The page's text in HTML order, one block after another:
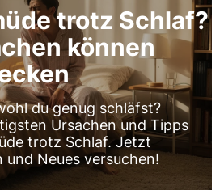
trotz Schlaf?
können
du genug schläfst?
Ursachen und Tipps
trotz Schlaf. Jetzt
Neues versuchen!